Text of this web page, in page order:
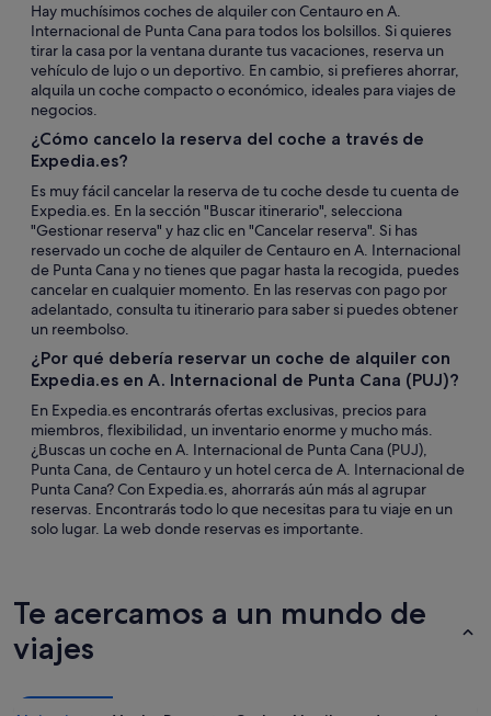
Hay muchísimos coches de alquiler con Centauro en A.
Internacional de Punta Cana para todos los bolsillos. Si quieres
tirar la casa por la ventana durante tus vacaciones, reserva un
vehículo de lujo o un deportivo. En cambio, si prefieres ahorrar,
alquila un coche compacto o económico, ideales para viajes de
negocios.
¿Cómo cancelo la reserva del coche a través de
Expedia.es?
Es muy fácil cancelar la reserva de tu coche desde tu cuenta de
Expedia.es. En la sección "Buscar itinerario", selecciona
"Gestionar reserva" y haz clic en "Cancelar reserva". Si has
reservado un coche de alquiler de Centauro en A. Internacional
de Punta Cana y no tienes que pagar hasta la recogida, puedes
cancelar en cualquier momento. En las reservas con pago por
adelantado, consulta tu itinerario para saber si puedes obtener
un reembolso.
¿Por qué debería reservar un coche de alquiler con
Expedia.es en A. Internacional de Punta Cana (PUJ)?
En Expedia.es encontrarás ofertas exclusivas, precios para
miembros, flexibilidad, un inventario enorme y mucho más.
¿Buscas un coche en A. Internacional de Punta Cana (PUJ),
Punta Cana, de Centauro y un hotel cerca de A. Internacional de
Punta Cana? Con Expedia.es, ahorrarás aún más al agrupar
reservas. Encontrarás todo lo que necesitas para tu viaje en un
solo lugar. La web donde reservas es importante.
Te acercamos a un mundo de
viajes